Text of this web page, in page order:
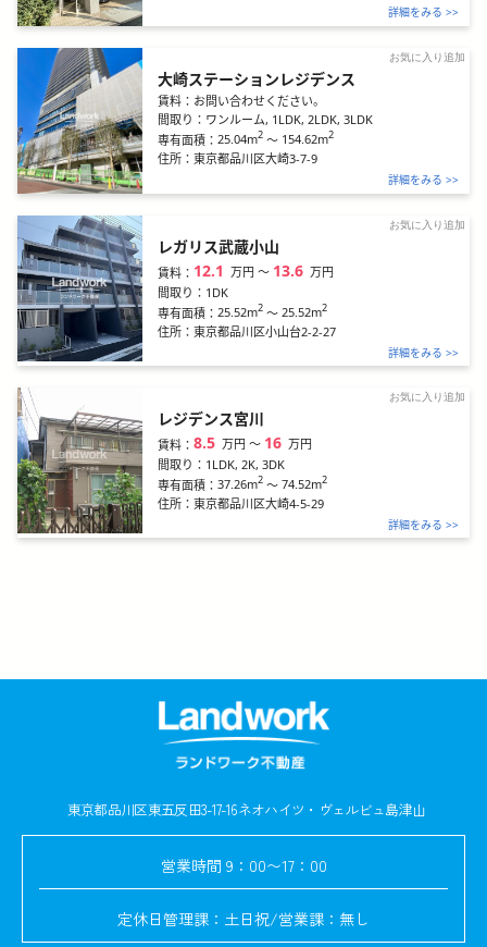
詳細をみる >>
お気に入り追加
大崎ステーションレジデンス
賃料： お問い合わせください。
間取り： ワンルーム, 1LDK, 2LDK, 3LDK
専有面積：25.04m2 ～ 154.62m2
住所：東京都品川区大崎3-7-9
詳細をみる >>
お気に入り追加
レガリス武蔵小山
賃料： 12.1 万円〜 13.6 万円
間取り： 1DK
専有面積：25.52m2 ～ 25.52m2
住所：東京都品川区小山台2-2-27
詳細をみる >>
お気に入り追加
レジデンス宮川
賃料：8.5 万円〜 16 万円
間取り： 1LDK, 2K, 3DK
専有面積：37.26m2 ～ 74.52m2
住所：東京都品川区大崎4-5-29
詳細をみる >>
東京都品川区東五反田3-17-16ネオハイツ・ヴェルビュ島津山
営業時間 9：00〜17：00
定休日管理課：土日祝/営業課：無し